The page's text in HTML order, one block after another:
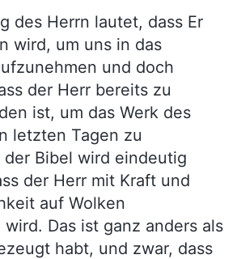
des Herrn lautet, dass Er
wird, um uns in das
und doch
der Herr bereits zu
ist, um das Werk des
letzten Tagen zu
Bibel wird eindeutig
der Herr mit Kraft und
auf Wolken
Das ist ganz anders als
habt, und zwar, dass